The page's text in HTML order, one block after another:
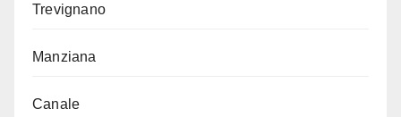
Trevignano
Manziana
Canale